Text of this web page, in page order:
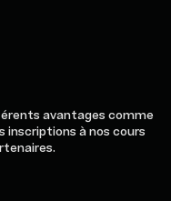
avantages comme
inscriptions à nos cours